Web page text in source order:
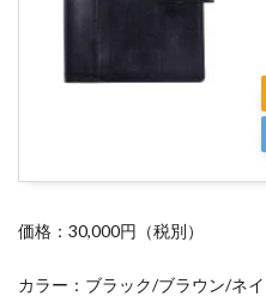
価格：30,000円（税別）
カラー：ブラック/ブラウン/ネ